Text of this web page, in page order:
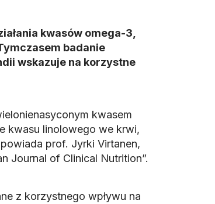
kwasów omega-3,
badanie
wskazuje na korzystne
kwasem
kwasu linolowego we krwi,
prof. Jyrki Virtanen,
Journal of Clinical Nutrition”.
z korzystnego wpływu na